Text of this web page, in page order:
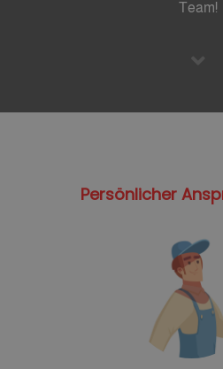
Team!
Persönlicher